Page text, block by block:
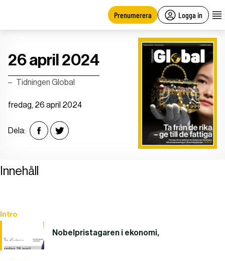
Prenumerera Logga in
26 april 2024
Tidningen Global
fredag, 26 april 2024
Dela:
Innehåll
Intro
Nobelpristagaren i ekonomi,